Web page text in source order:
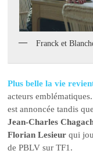
Franck et
Plus belle la vie
acteurs
est annoncée tandis
Jean-Charles
Florian Lesieur qui
de PBLV sur TF1.